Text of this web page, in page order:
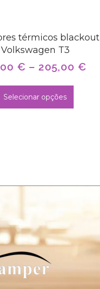
térmicos blackout
Volkswagen T3
€ – 205,00 €
Selecionar opções